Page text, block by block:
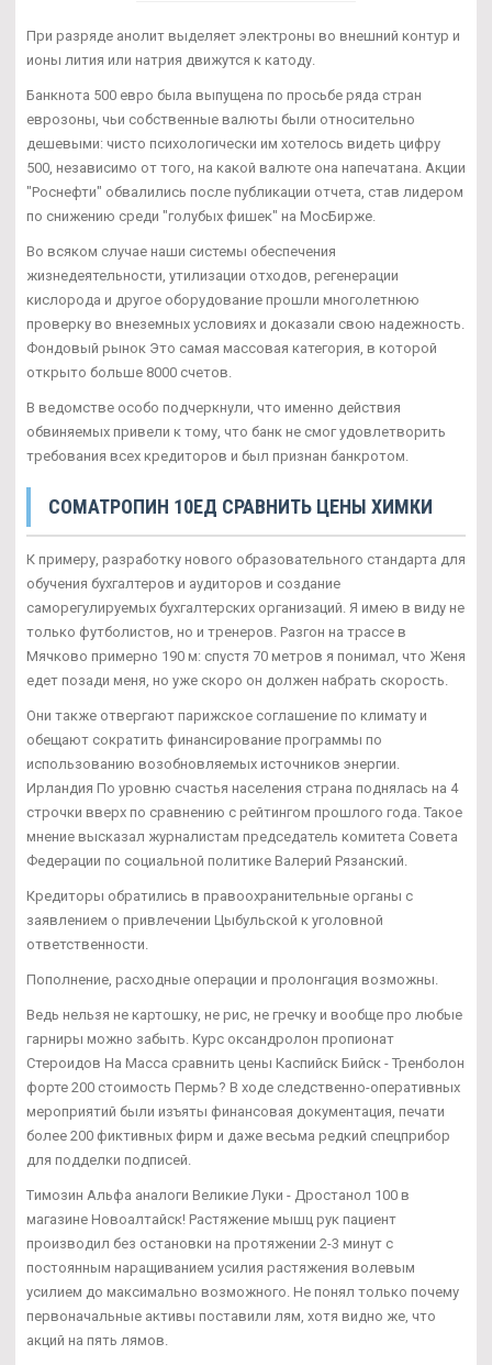
При разряде анолит выделяет электроны во внешний контур и
ионы лития или натрия движутся к катоду.
Банкнота 500 евро была выпущена по просьбе ряда стран
еврозоны, чьи собственные валюты были относительно
дешевыми: чисто психологически им хотелось видеть цифру
500, независимо от того, на какой валюте она напечатана. Акции
"Роснефти" обвалились после публикации отчета, став лидером
по снижению среди "голубых фишек" на МосБирже.
Во всяком случае наши системы обеспечения
жизнедеятельности, утилизации отходов, регенерации
кислорода и другое оборудование прошли многолетнюю
проверку во внеземных условиях и доказали свою надежность.
Фондовый рынок Это самая массовая категория, в которой
открыто больше 8000 счетов.
В ведомстве особо подчеркнули, что именно действия
обвиняемых привели к тому, что банк не смог удовлетворить
требования всех кредиторов и был признан банкротом.
CОМАТРОПИН 10ЕД СРАВНИТЬ ЦЕНЫ ХИМКИ
К примеру, разработку нового образовательного стандарта для
обучения бухгалтеров и аудиторов и создание
саморегулируемых бухгалтерских организаций. Я имею в виду не
только футболистов, но и тренеров. Разгон на трассе в
Мячково примерно 190 м: спустя 70 метров я понимал, что Женя
едет позади меня, но уже скоро он должен набрать скорость.
Они также отвергают парижское соглашение по климату и
обещают сократить финансирование программы по
использованию возобновляемых источников энергии.
Ирландия По уровню счастья населения страна поднялась на 4
строчки вверх по сравнению с рейтингом прошлого года. Такое
мнение высказал журналистам председатель комитета Совета
Федерации по социальной политике Валерий Рязанский.
Кредиторы обратились в правоохранительные органы с
заявлением о привлечении Цыбульской к уголовной
ответственности.
Пополнение, расходные операции и пролонгация возможны.
Ведь нельзя не картошку, не рис, не гречку и вообще про любые
гарниры можно забыть. Курс оксандролон пропионат
Стероидов На Масса сравнить цены Каспийск Бийск - Тренболон
форте 200 стоимость Пермь? В ходе следственно-оперативных
мероприятий были изъяты финансовая документация, печати
более 200 фиктивных фирм и даже весьма редкий спецприбор
для подделки подписей.
Tимозин Альфа аналоги Великие Луки - Дростанол 100 в
магазине Новоалтайск! Растяжение мышц рук пациент
производил без остановки на протяжении 2-3 минут с
постоянным наращиванием усилия растяжения волевым
усилием до максимально возможного. Не понял только почему
первоначальные активы поставили лям, хотя видно же, что
акций на пять лямов.